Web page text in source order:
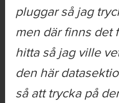
pluggar så jag
men där finns det
hitta så jag ville
den här
så att trycka på